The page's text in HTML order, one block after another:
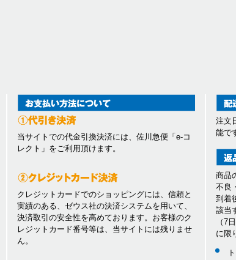
は緊急に行う場合
きなくなった場合
当サイトの提供ができなくなった場合
より当サイトの提供ができなくなった場合
の一時的な中断が必要と判断した場合
サイトの提供の遅延又は中断等が発生したとしても、これに
します。
の他知的所有権を侵害する行為
又は書き込む行為
当サイトでの代金引換決済には、佐川急便「e-コ
レクト」をご利用頂けます。
クレジットカードでのショッピングには、信頼と
実績のある、ゼウス社の決済システムを用いて、
決済取引の安全性を高めております。お客様のク
レジットカード番号等は、当サイトには残りませ
ん。
注文
能で
商品
不良
到着
該当
（7
に限